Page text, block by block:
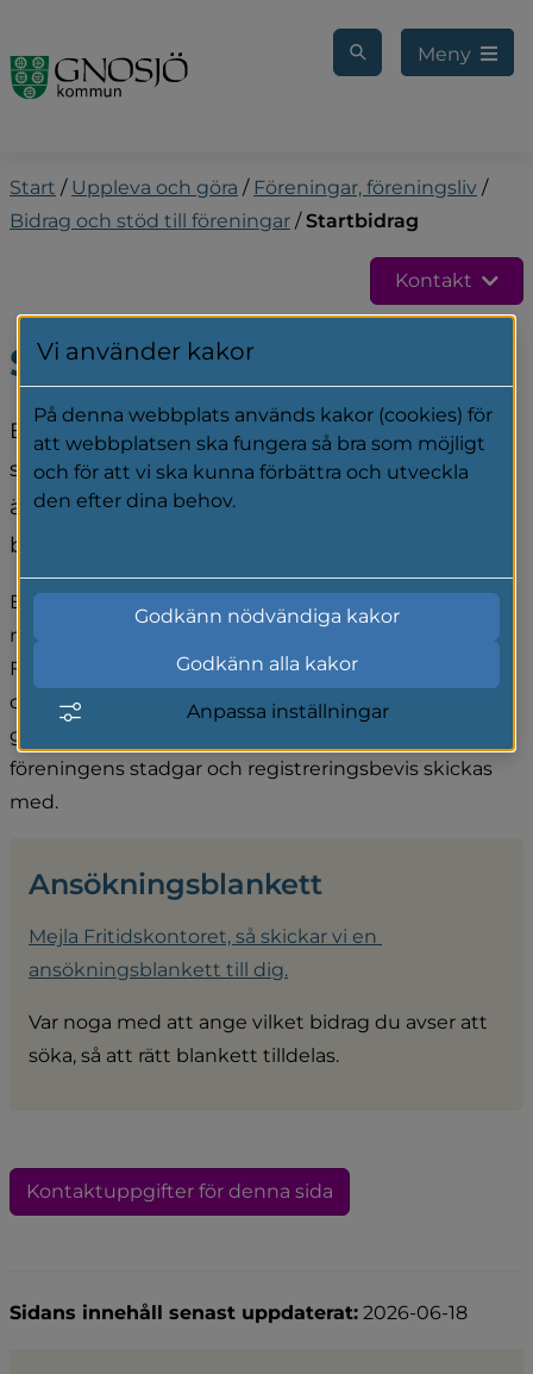
Meny
Start / Uppleva och göra / Föreningar, föreningsliv /
Bidrag och stöd till föreningar / Startbidrag
Kontakt
Startbidrag
Bidrag kan sökas av nystartade föreningar
samt av intresse- och ungdomsgrupper som
ännu inte uppfyller kraven för att vara
bidragsberättigade.
Ett särskilt bidrag på 3 000 kronor kan sökas av en
nybildad förening med minst tre medlemmar.
Föreningen ska ha en upprättad verksamhetsplan
där det framgår att minst fem aktiviteter kommer att
genomföras. I ansökan ska årsmötesprotokoll,
föreningens stadgar och registreringsbevis skickas
med.
Ansökningsblankett
Mejla Fritidskontoret, så skickar vi en
ansökningsblankett till dig.
Var noga med att ange vilket bidrag du avser att
söka, så att rätt blankett tilldelas.
Kontaktuppgifter för denna sida
Sidans innehåll senast uppdaterat: 2026-06-18
Vi använder kakor
På denna webbplats används kakor (cookies) för
att webbplatsen ska fungera så bra som möjligt
och för att vi ska kunna förbättra och utveckla
den efter dina behov.
Godkänn nödvändiga kakor
Godkänn alla kakor
Anpassa inställningar